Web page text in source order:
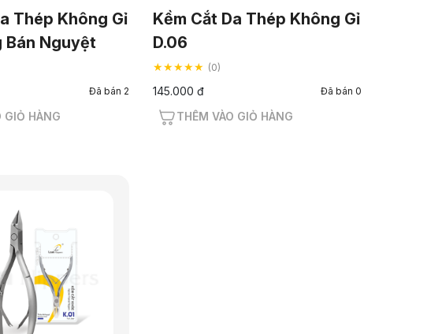
Thép Không Gỉ
Bán Nguyệt
Đã bán 2
GIỎ HÀNG
Kềm Cắt Da Thép Không Gỉ
D.06
★★★★★ (0)
145.000 đ Đã bán 0
THÊM VÀO GIỎ HÀNG